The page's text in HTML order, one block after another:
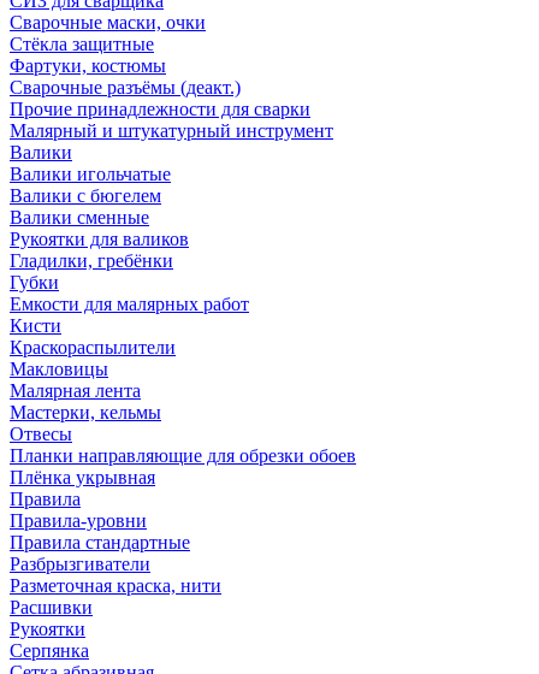
Сварочные маски, очки
Стёкла защитные
Фартуки, костюмы
Сварочные разъёмы (деакт.)
Прочие принадлежности для сварки
Малярный и штукатурный инструмент
Валики
Валики игольчатые
Валики с бюгелем
Валики сменные
Рукоятки для валиков
Гладилки, гребёнки
Губки
Емкости для малярных работ
Кисти
Краскораспылители
Макловицы
Малярная лента
Мастерки, кельмы
Отвесы
Планки направляющие для обрезки обоев
Плёнка укрывная
Правила
Правила-уровни
Правила стандартные
Разбрызгиватели
Разметочная краска, нити
Расшивки
Рукоятки
Серпянка